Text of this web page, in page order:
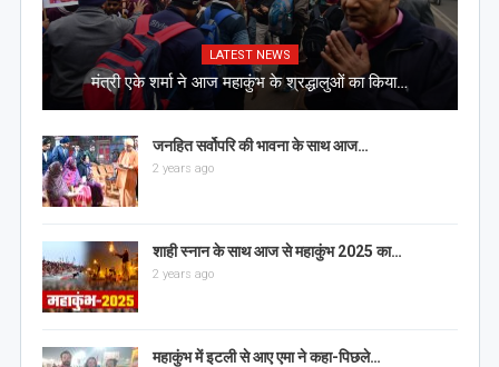
LATEST NEWS
मंत्री एके शर्मा ने आज महाकुंभ के श्रद्धालुओं का किया…
जनहित सर्वोपरि की भावना के साथ आज…
2 years ago
शाही स्नान के साथ आज से महाकुंभ 2025 का…
2 years ago
महाकुंभ में इटली से आए एमा ने कहा-पिछले…